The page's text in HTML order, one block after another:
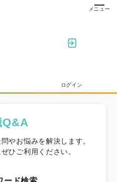
ログイン
Q&A
やお悩みを解決します。
ひご利用ください。